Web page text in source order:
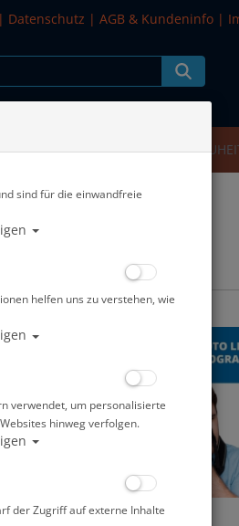
| Datenschutz | AGB & Kundeninfo |
SALE
sind für die einwandfreie
helfen uns zu verstehen, wie
verwendet, um personalisierte
hinweg verfolgen.
der Zugriff auf externe Inhalte